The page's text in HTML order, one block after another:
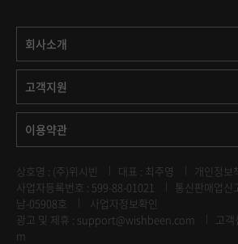
회사소개
고객지원
이용약관
상호명 : (주)위시빈 대표 : 최주영
개인정보
사업자등록번호 : 599-88-01021
통신판매업신
남-05908호
사업자정보확인
광고 및 제휴 : support@wishbeen.com
고
m